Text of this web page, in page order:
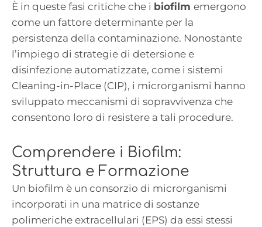
È in queste fasi critiche che i biofilm emergono
come un fattore determinante per la
persistenza della contaminazione. Nonostante
l’impiego di strategie di detersione e
disinfezione automatizzate, come i sistemi
Cleaning-in-Place (CIP), i microrganismi hanno
sviluppato meccanismi di sopravvivenza che
consentono loro di resistere a tali procedure.
Comprendere i Biofilm:
Struttura e Formazione
Un biofilm è un consorzio di microrganismi
incorporati in una matrice di sostanze
polimeriche extracellulari (EPS) da essi stessi